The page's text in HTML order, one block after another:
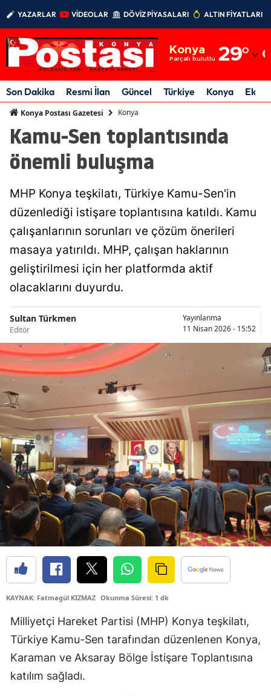
YAZARLAR VİDEOLAR DÖVİZ PİYASALARI ALTIN FİYATLARI
Konya
Parçalı bulutlu 29°
Adıyaman
Afyonkarahisar
Amasya
Artvin
Aydın
Bingöl
Bitlis
Bursa
Çanakkale
Çankırı
Çorum
Denizli
Diyarbakır
Edirne
Elazığ
Eskişehir
Son Dakika Resmi İlan Güncel Türkiye Konya
Konya Postası Gazetesi Konya
Kamu-Sen toplantısında
önemli buluşma
MHP Konya teşkilatı, Türkiye Kamu-Sen'in
düzenlediği istişare toplantısına katıldı. Kamu
çalışanlarının sorunları ve çözüm önerileri
masaya yatırıldı. MHP, çalışan haklarının
geliştirilmesi için her platformda aktif
olacaklarını duyurdu.
Sultan Türkmen
Editör
Yayınlanma
11 Nisan 2026 - 15:52
KAYNAK: Fatmagül KIZMAZ Okunma Süresi: 1 dk
Milliyetçi Hareket Partisi (MHP) Konya teşkilatı,
Türkiye Kamu-Sen tarafından düzenlenen Konya,
Karaman ve Aksaray Bölge İstişare Toplantısına
katılım sağladı.